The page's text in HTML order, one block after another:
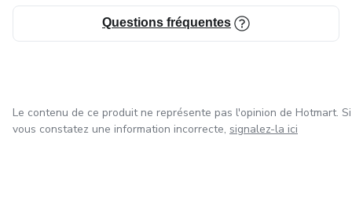
Questions fréquentes
Le contenu de ce produit ne représente pas l'opinion de Hotmart. Si
vous constatez une information incorrecte, signalez-la ici